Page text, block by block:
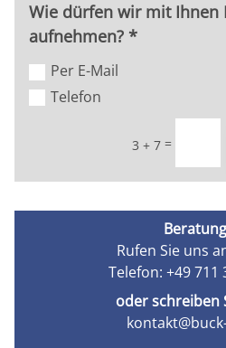
Wie dürfen wir mit Ihnen
aufnehmen? *
Per E-Mail
Telefon
3 + 7 =
Beratung
Rufen Sie uns
Telefon: +49 711
oder schreiben